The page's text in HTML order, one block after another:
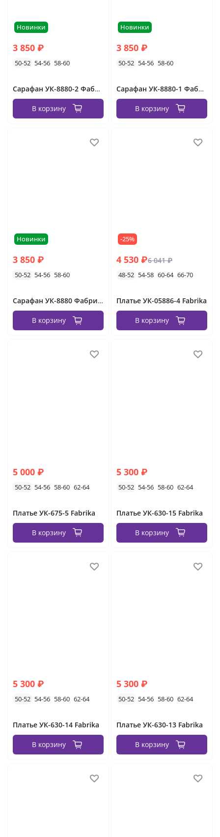
Новинки
3 850 ₽
50-52 54-56 58-60
Сарафан УК-8880-2 Фабрика Моды
В корзину
Новинки
3 850 ₽
50-52 54-56 58-60
Сарафан УК-8880-1 Фабрика Моды
В корзину
Новинки
3 850 ₽
50-52 54-56 58-60
Сарафан УК-8880 Фабрика Моды
В корзину
-25%
4 530 ₽6 041 ₽
48-52 54-58 60-64 66-70
Платье УК-05886-4 Fabrika
В корзину
5 000 ₽
50-52 54-56 58-60 62-64
Платье УК-675-5 Fabrika
В корзину
5 300 ₽
50-52 54-56 58-60 62-64
Платье УК-630-15 Fabrika
В корзину
5 300 ₽
50-52 54-56 58-60 62-64
Платье УК-630-14 Fabrika
В корзину
5 300 ₽
50-52 54-56 58-60 62-64
Платье УК-630-13 Fabrika
В корзину